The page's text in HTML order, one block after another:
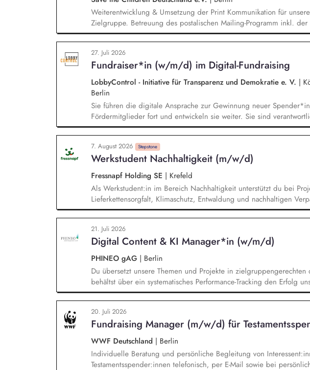
Weiterentwicklung & Umsetzung der Print Kommunikation für
Zielgruppe. Betreuung des postalischen Mailing-Programm inkl. der
und Spendenaufrufe sowie der Print Kommunikation innerhalb
Produktion von Content für die Print Kommunikation in enger
Team Brand, Content & Publikationen. Redaktion und Prüfung von
andere Kanäle und Medien.
27. Juli 2026
Fundraiser*in (w/m/d) im Digital-Fundraising
LobbyControl - Initiative für Transparenz und Demokratie e. V. |
Berlin
Sie führen die digitale Ansprache zur Gewinnung neuer
Fördermitglieder fort und entwickeln sie weiter. Sie sind
Mailings und steuern diese ganzheitlich - angefangen bei der
Zielgruppensegmentierung und Themenauswahl übers Texten bis
Abwicklung und deren kontinuierlichen Optimierung und
7. August 2026 Stepstone
Werkstudent Nachhaltigkeit (m/w/d)
Fressnapf Holding SE | Krefeld
Als Werkstudent:in im Bereich Nachhaltigkeit unterstützt du bei
Lieferkettensorgfalt, Klimaschutz, Entwaldung und nachhaltigen
bei der Erstellung unseres Nachhaltigkeitsberichts – von der
Auswertung. Du bist Ansprechpartner:in für unsere internationalen
und Lieferanten. Bei Nachhaltigkeitsthemen führst du eigenständig
Erwartungen von Kund:innen und NGOs durch und beobachtest
sowie Wettbewerber.
21. Juli 2026
Digital Content & KI Manager*in (w/m/d)
PHINEO gAG | Berlin
Du übersetzt unsere Themen und Projekte in zielgruppengerechten
behältst über ein systematisches Performance-Tracking den Erfolg
Mailings im Blick und berätst das Team als strategische*r
Trends, Plattformfragen und den Einsatz von KI. Du übernimmst die
operative Betreuung unserer gesamten Webseiten-Landschaft und
strategische Weiterentwicklung von HubSpot.
20. Juli 2026
Fundraising Manager (m/w/d) für
WWF Deutschland | Berlin
Individuelle Beratung und persönliche Begleitung von
Testamentsspender:innen telefonisch, per E-Mail sowie bei